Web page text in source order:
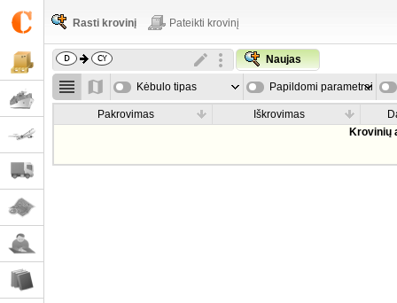
Rasti krovinį Pateikti krovinį
Naujas
Kėbulo tipas Papildomi parametrai
Pakrovimas Iškrovimas
Krovinių